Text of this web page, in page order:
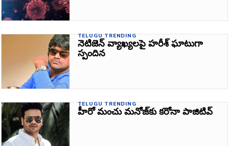
TELUGU TRENDING
నెటిజెన్‌ వ్యాఖ్యలపై హరీశ్ ఘాటుగా
స్పందిన
TELUGU TRENDING
హీరో మంచు మనోజ్‌కు కరోనా పాజిటివ్‌